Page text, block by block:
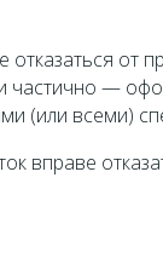
отказаться от
частично —
(или всеми)
вправе